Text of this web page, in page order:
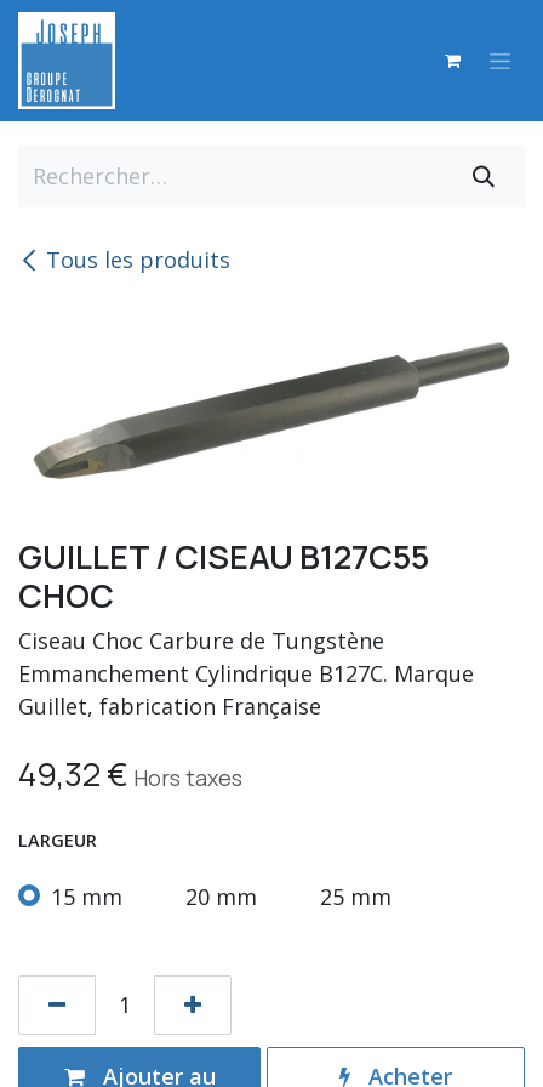
Se rendre au contenu
Tous les produits
GUILLET / CISEAU B127C55
CHOC
Ciseau Choc Carbure de Tungstène
Emmanchement Cylindrique B127C. Marque
Guillet, fabrication Française
49,32€ Hors taxes
LARGEUR
15 mm 20 mm 25 mm
Ajouter au Acheter